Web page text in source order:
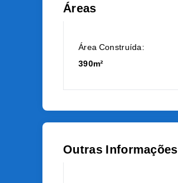
Áreas
Área Construída:
390m²
Outras Informações